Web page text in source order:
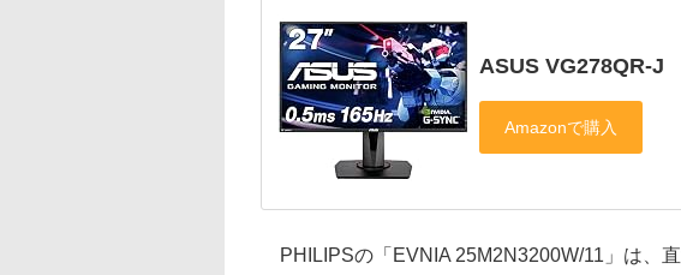
ASUS VG278QR-J
PHILIPSの「EVNIA 25M2N3200W/11」は、